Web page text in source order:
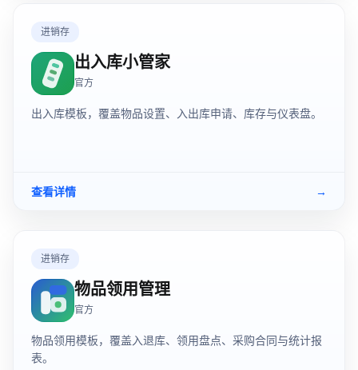
进销存
出入库小管家
官方
出入库模板，覆盖物品设置、入出库申请、库存与仪表盘。
查看详情 →
进销存
物品领用管理
官方
物品领用模板，覆盖入退库、领用盘点、采购合同与统计报
表。